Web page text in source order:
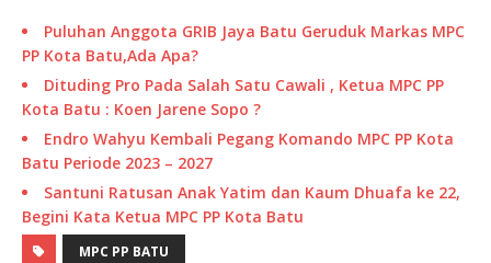
Puluhan Anggota GRIB Jaya Batu Geruduk Markas MPC
PP Kota Batu,Ada Apa?
Dituding Pro Pada Salah Satu Cawali , Ketua MPC PP
Kota Batu : Koen Jarene Sopo ?
Endro Wahyu Kembali Pegang Komando MPC PP Kota
Batu Periode 2023 – 2027
Santuni Ratusan Anak Yatim dan Kaum Dhuafa ke 22,
Begini Kata Ketua MPC PP Kota Batu
MPC PP BATU